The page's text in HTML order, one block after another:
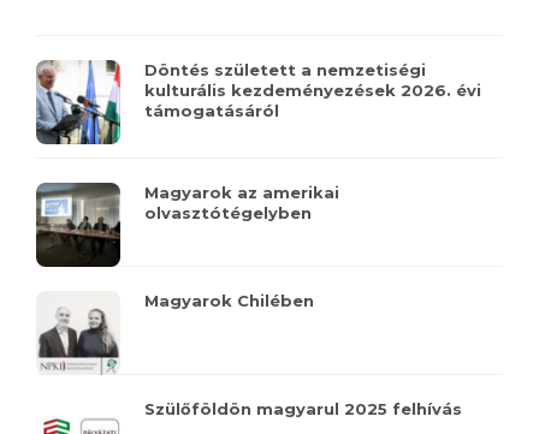
Döntés született a nemzetiségi
kulturális kezdeményezések 2026. évi
támogatásáról
Magyarok az amerikai
olvasztótégelyben
Magyarok Chilében
Szülőföldön magyarul 2025 felhívás